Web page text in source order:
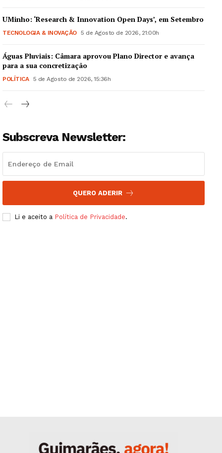
Guimarães, agora!
Institucional
Artigos
Edição Digital
UMinho: ‘Research & Innovation Open Days’, em Setembro
TECNOLOGIA & INOVAÇÃO 5 de Agosto de 2026, 21:00h
Águas Pluviais: Câmara aprovou Plano Director e avança
para a sua concretização
POLÍTICA 5 de Agosto de 2026, 15:36h
Subscreva Newsletter:
QUERO ADERIR
Li e aceito a Política de Privacidade.